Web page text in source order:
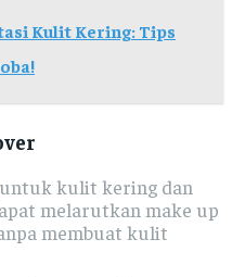
Kulit Kering: Tips
kulit kering dan
melarutkan make up
membuat kulit